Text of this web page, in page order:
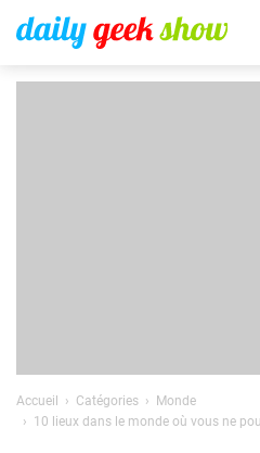
Accueil Catégories
Monde
10 lieux dans le monde où vous ne